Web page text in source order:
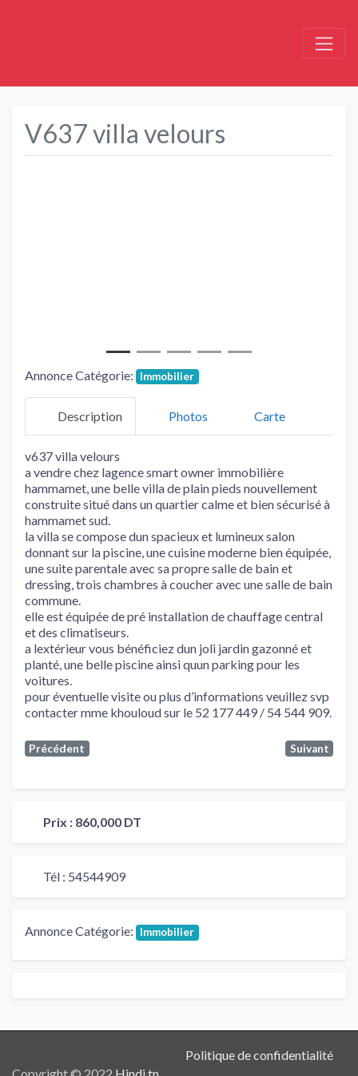
V637 villa velours
Annonce Catégorie: Immobilier
Description Photos Carte
v637 villa velours
a vendre chez lagence smart owner immobilière
hammamet, une belle villa de plain pieds nouvellement
construite situé dans un quartier calme et bien sécurisé à
hammamet sud.
la villa se compose dun spacieux et lumineux salon
donnant sur la piscine, une cuisine moderne bien équipée,
une suite parentale avec sa propre salle de bain et
dressing, trois chambres à coucher avec une salle de bain
commune.
elle est équipée de pré installation de chauffage central
et des climatiseurs.
a lextérieur vous bénéficiez dun joli jardin gazonné et
planté, une belle piscine ainsi quun parking pour les
voitures.
pour éventuelle visite ou plus d’informations veuillez svp
contacter mme khouloud sur le 52 177 449 / 54 544 909.
Précédent Suivant
Prix : 860,000 DT
Tél : 54544909
Annonce Catégorie: Immobilier
Politique de confidentialité